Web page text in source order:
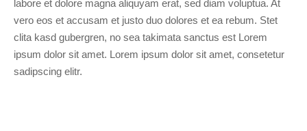
labore et dolore magna aliquyam erat, sed diam voluptua. At
vero eos et accusam et justo duo dolores et ea rebum. Stet
clita kasd gubergren, no sea takimata sanctus est Lorem
ipsum dolor sit amet. Lorem ipsum dolor sit amet, consetetur
sadipscing elitr.